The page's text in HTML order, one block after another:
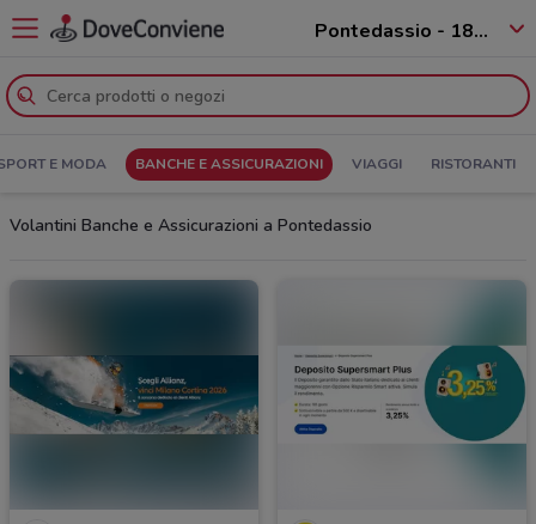
Pontedassio - 18027
E MODA BANCHE E ASSICURAZIONI VIAGGI RISTORANTI
Volantini Banche e Assicurazioni a Pontedassio